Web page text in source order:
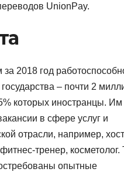
UnionPay.
2018 год
– почти 2
которых иностранцы. Им
в сфере услуг и
отрасли, например,
тренер, косметолог.
опытные